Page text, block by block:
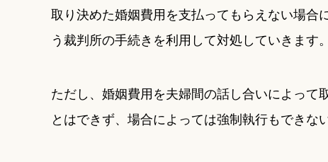
取り決めた婚姻費用を支払ってもらえない場
う裁判所の手続きを利用して対処していきます。
ただし、婚姻費用を夫婦間の話し合いによって
とはできず、場合によっては強制執行もできな